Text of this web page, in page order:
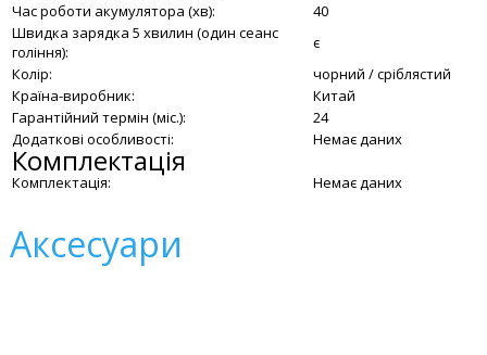
Час роботи акумулятора (хв):
40
Швидка зарядка 5 хвилин (один сеанс
гоління):
є
Колір:
чорний / сріблястий
Країна-виробник:
Китай
Гарантійний термін (міс.):
24
Додаткові особливості:
Немає даних
Комплектація
Комплектація: Немає даних
Аксесуари